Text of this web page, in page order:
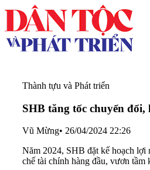
Thành tựu và Phát triển
SHB tăng tốc chuyển
Vũ Mừng• 26/04/2024 22:26
Năm 2024, SHB đặt kế hoạch lợi
chế tài chính hàng đầu, vươn tầm